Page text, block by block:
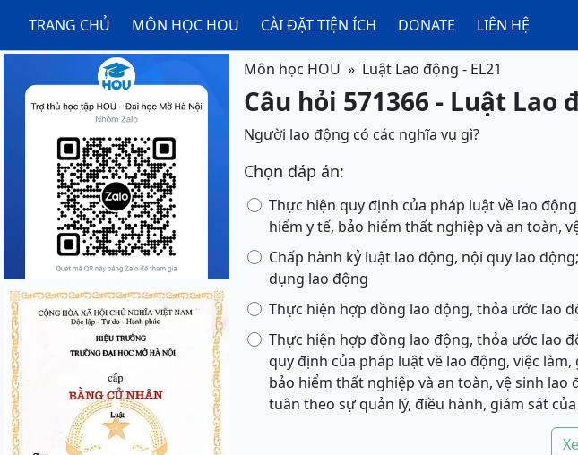
TRANG CHỦ MÔN HỌC HOU CÀI ĐẶT TIỆN ÍCH DONATE LIÊN HỆ
Môn học HOU Luật Lao động - EL21
Câu hỏi 571366 - Luật Lao
Người lao động có các nghĩa vụ gì?
Chọn đáp án:
Thực hiện quy định của pháp luật về lao
hiểm y tế, bảo hiểm thất nghiệp và an toàn,
Chấp hành kỷ luật lao động, nội quy lao
dụng lao động
Thực hiện hợp đồng lao động, thỏa ước lao
Thực hiện hợp đồng lao động, thỏa ước lao
quy định của pháp luật về lao động, việc
bảo hiểm thất nghiệp và an toàn, vệ sinh
tuân theo sự quản lý, điều hành, giám sát